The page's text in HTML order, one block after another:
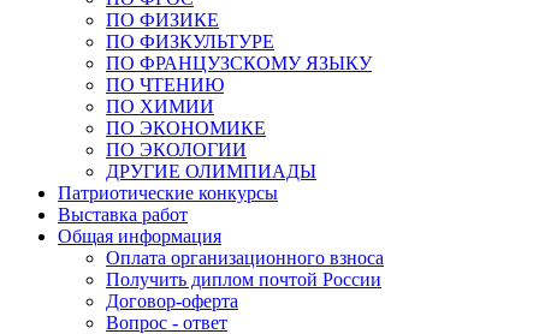
ПО ФИЗИКЕ
ПО ФИЗКУЛЬТУРЕ
ПО ФРАНЦУЗСКОМУ ЯЗЫКУ
ПО ЧТЕНИЮ
ПО ХИМИИ
ПО ЭКОНОМИКЕ
ПО ЭКОЛОГИИ
ДРУГИЕ ОЛИМПИАДЫ
Патриотические конкурсы
Выставка работ
Общая информация
Оплата организационного взноса
Получить диплом почтой России
Договор-оферта
Вопрос - ответ